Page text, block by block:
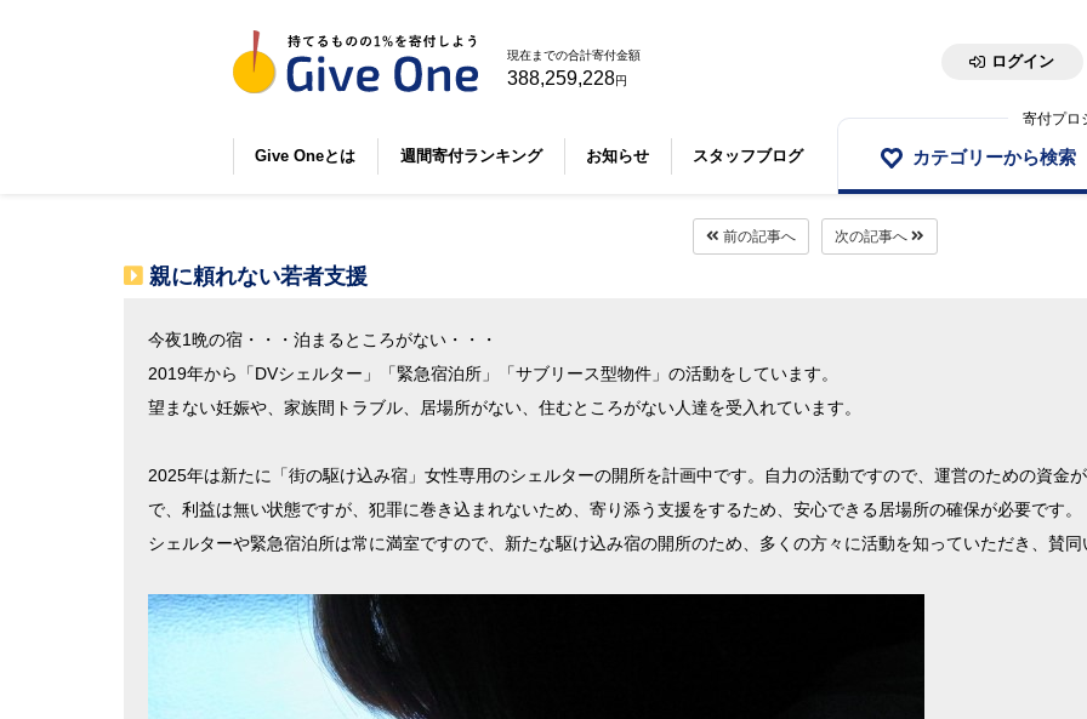
現在までの合計寄付金額
388,259,228円
ログイン
Give Oneとは 週間寄付ランキング お知らせ スタッフブログ
寄付プロ
カテゴリーから検索
前の記事へ 次の記事へ
親に頼れない若者支援
今夜1晩の宿・・・泊まるところがない・・・
2019年から「DVシェルター」「緊急宿泊所」「サブリース型物件」の活動をしています。
望まない妊娠や、家族間トラブル、居場所がない、住むところがない人達を受入れています。
2025年は新たに「街の駆け込み宿」女性専用のシェルターの開所を計画中です。自力の活動ですので、運営のための資金
で、利益は無い状態ですが、犯罪に巻き込まれないため、寄り添う支援をするため、安心できる居場所の確保が必要です。
シェルターや緊急宿泊所は常に満室ですので、新たな駆け込み宿の開所のため、多くの方々に活動を知っていただき、賛同